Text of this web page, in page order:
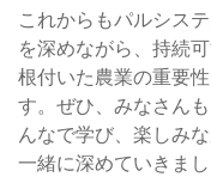
これからもパルシス
を深めながら、持続
根付いた農業の重要
す。ぜひ、みなさん
んなで学び、楽しみ
一緒に深めていきまし